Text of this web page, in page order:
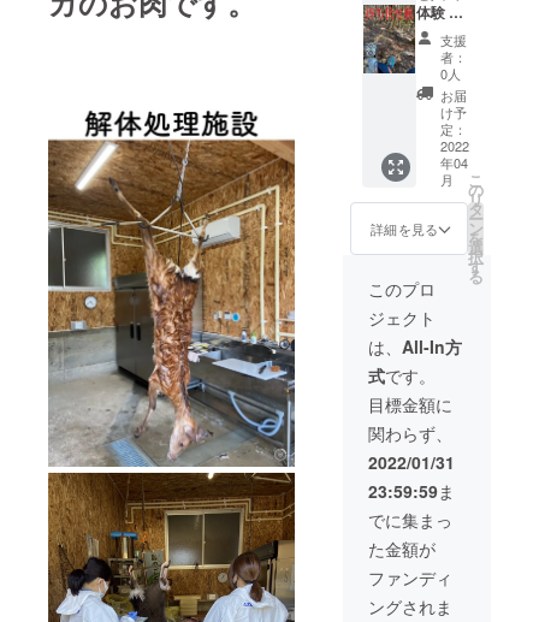
お控え
くださ
い。 ※
冷蔵ま
たは
クール
便にて
お送り
いたし
ます。
ロース
ブロッ
ク肉
（約１
kg）
やわら
かい部
位です
ので鹿
カツが
おすす
めで
月、モ
モブ
ロック
肉
（約２
kg）
低温で
ロース
トする
とおい
しいと
思いま
す。 6
月、
ネック
（首）
とスネ
体験 』
『二ホ
ンシカ
丸々１
頭お土
産付
き！』
所は飛
騨市山
の村地
区を予
定して
す。
（気象
条件に
より変
更する
場合も
ありま
す） ※
１回の
体験で3
名まで
に限ら
せてい
ただき
ます。
※長靴や
汚れて
もいい
支援
者：
0人
お届
け予
定：
2022
年04
月
詳細を見る
こ
の
リ
タ
ー
ン
を
選
択
す
る
このプロ
ジェクト
は、 All-In方
式です。
目標金額に
関わらず、
2022/01/31
23:59:59ま
でに集まっ
た金額が
ファンディ
ングされま